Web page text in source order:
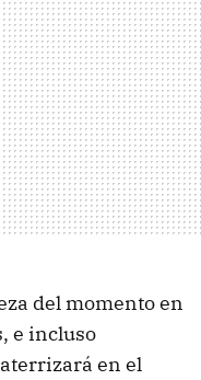
del momento en
e incluso
en el